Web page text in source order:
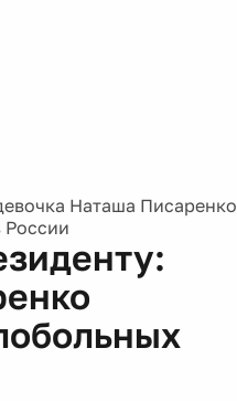
Наташа Писаренко
России